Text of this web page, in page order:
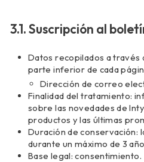
3.1. Suscripción al
Datos recopilados a través
parte inferior de cada
Dirección de correo
Finalidad del tratamiento:
sobre las novedades de
productos y las últimas
Duración de conservación:
durante un máximo de 3
Base legal: consentimiento.